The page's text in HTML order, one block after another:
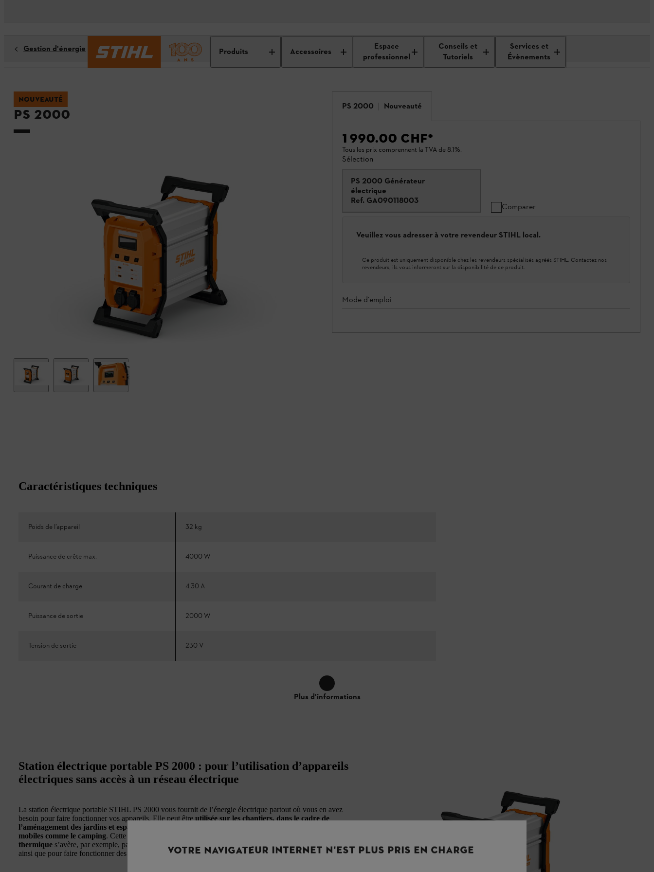
Produits Accessoires
Espace
professionnel
Conseils et
Tutoriels
Services et
Évènements
Gestion d'énergie
NOUVEAUTÉ
PS 2000
PS 2000 Nouveauté
1 990.00 CHF*
Tous les prix comprennent la TVA de 8.1%.
Sélection
PS 2000 Générateur
électrique
Ref. GA090118003
Comparer
Veuillez vous adresser à votre revendeur STIHL local.
Ce produit est uniquement disponible chez les revendeurs spécialisés agréés STIHL. Contactez nos
revendeurs, ils vous informeront sur la disponibilité de ce produit.
Mode d'emploi
Caractéristiques techniques
Poids de l’appareil 32 kg
Puissance de crête max. 4000 W
Courant de charge 4.30 A
Puissance de sortie 2000 W
Tension de sortie 230 V
Plus d'informations
Station électrique portable PS 2000 : pour l’utilisation d’appareils
électriques sans accès à un réseau électrique
La station électrique portable STIHL PS 2000 vous fournit de l’énergie électrique partout où vous en avez
besoin pour faire fonctionner vos appareils. Elle peut être utilisée sur les chantiers, dans le cadre de
l’aménagement des jardins et espaces paysagers, pour la sylviculture ou encore pour des applications
mobiles comme le camping. Cette
thermique s’avère, par exemple, particulièrement utile lors de travaux de réparation et de nettoyage en extérieur,
ainsi que pour faire fonctionner des pompes à eau ou d’autres appareils.VOTRE NAVIGATEUR INTERNET N'EST PLUS PRIS EN CHARGE